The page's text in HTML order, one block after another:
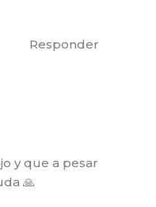
Responder
y que a pesar
🙏